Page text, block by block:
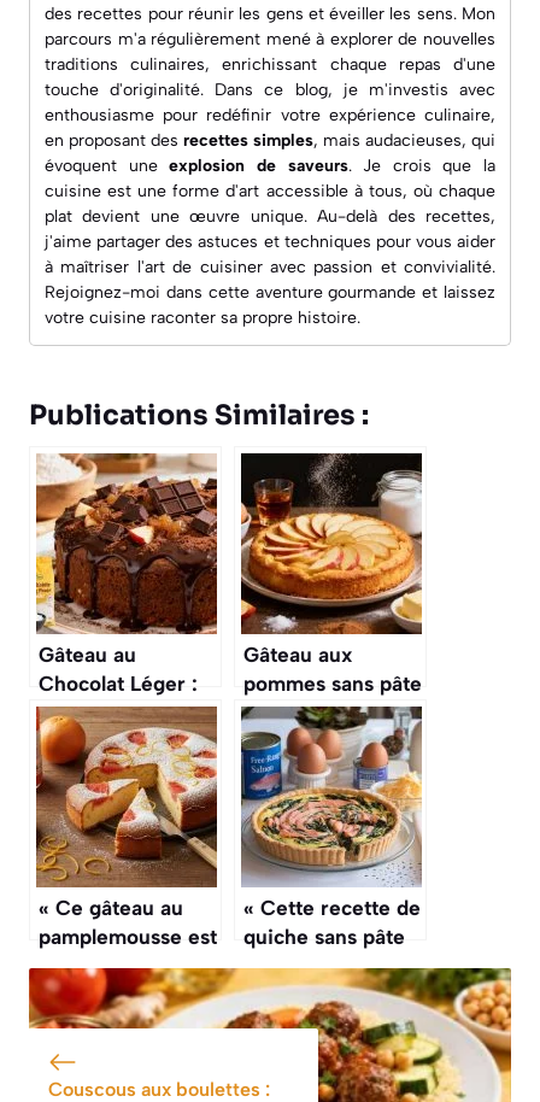
des recettes pour réunir les gens et éveiller les sens. Mon
parcours m'a régulièrement mené à explorer de nouvelles
traditions culinaires, enrichissant chaque repas d'une
touche d'originalité. Dans ce blog, je m'investis avec
enthousiasme pour redéfinir votre expérience culinaire,
en proposant des recettes simples, mais audacieuses, qui
évoquent uneexplosion de saveurs. Je crois que la
cuisine est une forme d'art accessible à tous, où chaque
plat devient une œuvre unique. Au-delà des recettes,
j'aime partager des astuces et techniques pour vous aider
à maîtriser l'art de cuisiner avec passion et convivialité.
Rejoignez-moi dans cette aventure gourmande et laissez
votre cuisine raconter sa propre histoire.
Publications Similaires :
Gâteau au
Chocolat Léger :
recette à la
Compote sans
Beurre
Gâteau aux
pommes sans pâte
: recette facile et
savoureuse
« Ce gâteau au
pamplemousse est
incroyablement
léger et parfumé,
une belle
découverte »
« Cette recette de
quiche sans pâte
aux épinards et au
saumon est
parfaite pour un
dîner léger et
rapide »
Couscous aux boulettes :